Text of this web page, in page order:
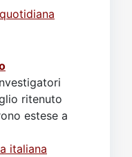
ritenuto
estese a
italiana